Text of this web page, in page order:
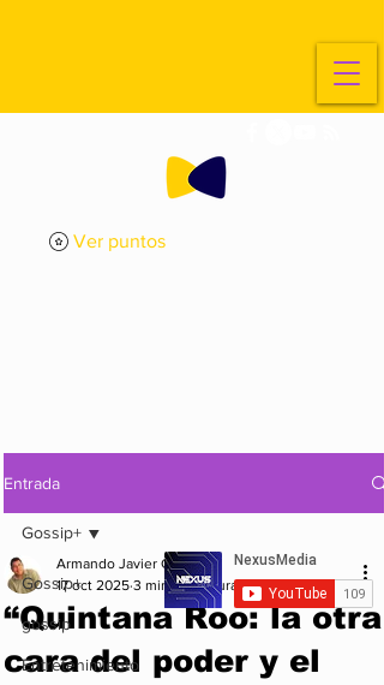
Ver puntos
Entrada
Gossip+
gossip
Entretenimiento
Gossip+
“Quintana Roo: la otra
cara del poder y el
Armando Javier Garcia
17 oct 2025 3 min de lectura